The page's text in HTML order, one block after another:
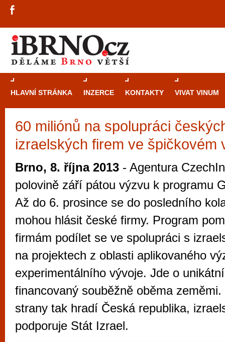
HLAVNÍ STRÁNKA INZERCE KONTAKTY VIVAT VINUM
60 miliónů na spolupráci
izraelských firem ve špičkovém
Brno, 8. října 2013 - Agentura
polovině září pátou výzvu k programu
Až do 6. prosince se do posledního
mohou hlásit české firmy. Program
firmám podílet se ve spolupráci s
na projektech z oblasti aplikovaného
experimentálního vývoje. Jde o
financovaný souběžně oběma
strany tak hradí Česká republika,
podporuje Stát Izrael.
Průvodce
Brně: Od
Brno je
zajímavé
restaurace,
Mimo jiné je ale také místem, kde si
vyzkoušet různé kasinové hry. V
metropoli naleznete širokou nabídku her
po moderní automaty jak pro pravidelné
příležitostné hráče. V...